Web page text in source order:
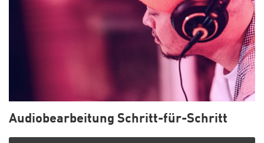
Audiobearbeitung Schritt-für-Schritt